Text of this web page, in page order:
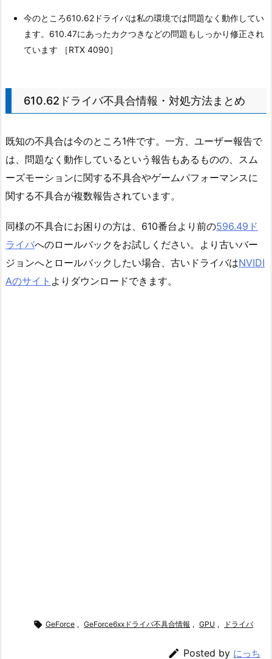
今のところ610.62ドライバは私の環境では問題なく動作してい
ます。610.47にあったカクつきなどの問題もしっかり修正され
ています ［RTX 4090］
610.62ドライバ不具合情報・対処方法まとめ
既知の不具合は今のところ1件です。一方、ユーザー報告で
は、問題なく動作しているという報告もあるものの、スム
ーズモーションに関する不具合やゲームパフォーマンスに
関する不具合が複数報告されています。
同様の不具合にお困りの方は、610番台より前の596.49ド
ライバへのロールバックをお試しください。より古いバー
ジョンへとロールバックしたい場合、古いドライバはNVIDI
Aのサイト よりダウンロードできます。
 GeForce , GeForce6xxドライバ不具合情報 , GPU , ドライバ
 Posted by にっち